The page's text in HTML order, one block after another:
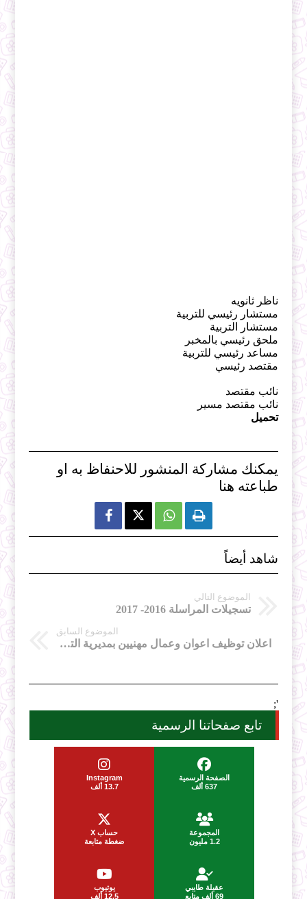
ناظر ثانويه
مستشار رئيسي للتربية
مستشار التربية
ملحق رئيسي بالمخبر
مساعد رئيسي للتربية
مقتصد رئيسي
نائب مقتصد
نائب مقتصد مسير
تحميل
يمكنك مشاركة المنشور للاحنفاظ به او
طباعته هنا
  
شاهد أيضاً
الموضوع التالي
تسجيلات المراسلة 2016- 2017
الموضوع السابق
اعلان توظيف اعوان وعمال مهنيين بمديرية التربية لولاية سطيف سبتمبر 2016
';
تابع صفحاتنا الرسمية
الصفحة الرسمية
637 ألف
Instagram
13.7 ألف
المجموعة
1.2 مليون
حساب X
ضغطة متابعة
عقيلة طايبي
69 ألف متابع
يوتيوب
12.5 ألف